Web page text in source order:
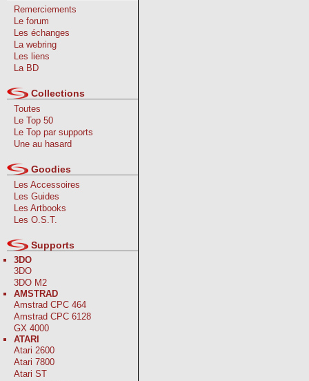
Remerciements
Le forum
Les échanges
La webring
Les liens
La BD
Collections
Toutes
Le Top 50
Le Top par supports
Une au hasard
Goodies
Les Accessoires
Les Guides
Les Artbooks
Les O.S.T.
Supports
3DO
3DO
3DO M2
AMSTRAD
Amstrad CPC 464
Amstrad CPC 6128
GX 4000
ATARI
Atari 2600
Atari 7800
Atari ST